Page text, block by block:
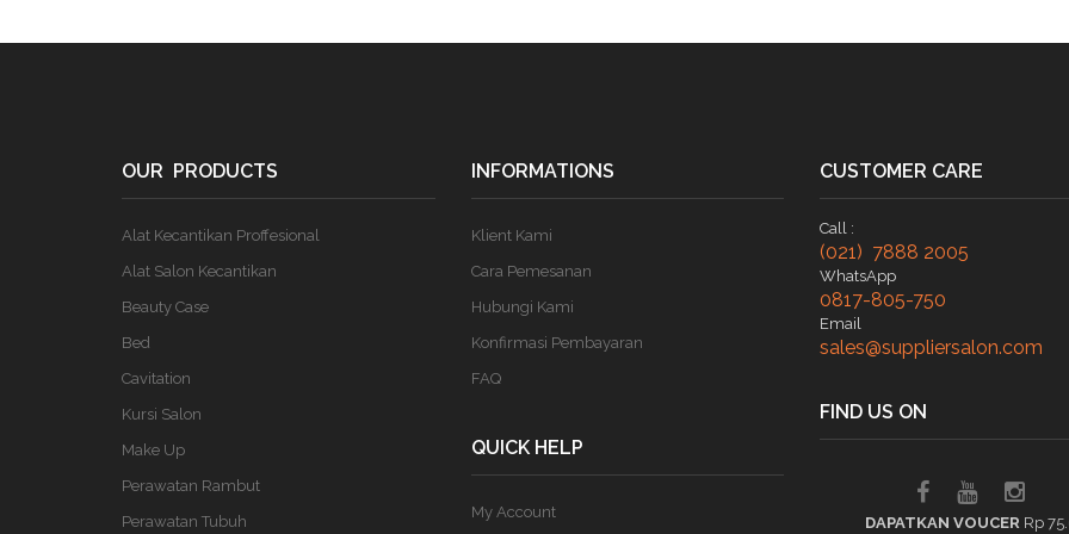
OUR PRODUCTS
Alat Kecantikan Proffesional
Alat Salon Kecantikan
Beauty Case
Bed
Cavitation
Kursi Salon
Make Up
Perawatan Rambut
Perawatan Tubuh
INFORMATIONS
Klient Kami
Cara Pemesanan
Hubungi Kami
Konfirmasi Pembayaran
FAQ
QUICK HELP
My Account
CUSTOMER CARE
Call :
(021) 7888 2005
WhatsApp
0817-805-750
Email
sales@suppliersalon.com
FIND US ON
DAPATKAN VOUCER Rp